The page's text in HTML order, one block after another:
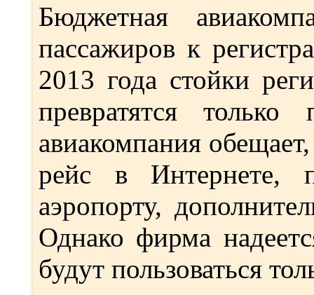
Бюджетная
пассажиров к
2013 года стойки
превратятся
авиакомпания
рейс в Интернете,
аэропорту,
Однако фирма
будут пользоваться